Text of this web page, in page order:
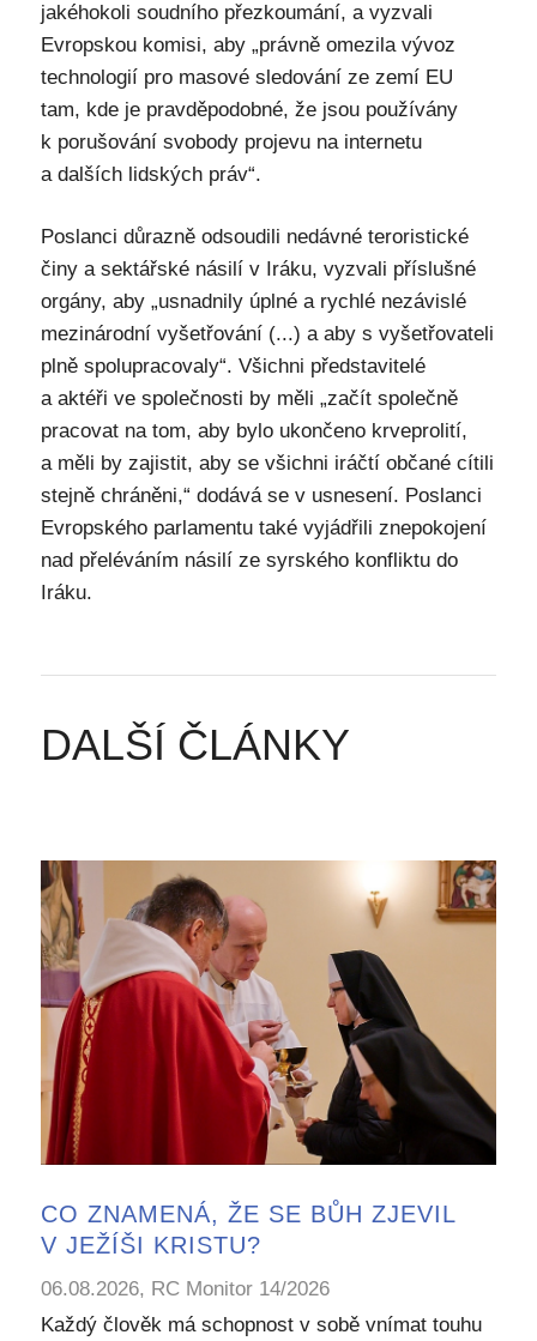
jakéhokoli soudního přezkoumání, a vyzvali
Evropskou komisi, aby „právně omezila vývoz
technologií pro masové sledování ze zemí EU
tam, kde je pravděpodobné, že jsou používány
k porušování svobody projevu na internetu
a dalších lidských práv“.
Poslanci důrazně odsoudili nedávné teroristické
činy a sektářské násilí v Iráku, vyzvali příslušné
orgány, aby „usnadnily úplné a rychlé nezávislé
mezinárodní vyšetřování (...) a aby s vyšetřovateli
plně spolupracovaly“. Všichni představitelé
a aktéři ve společnosti by měli „začít společně
pracovat na tom, aby bylo ukončeno krveprolití,
a měli by zajistit, aby se všichni iráčtí občané cítili
stejně chráněni,“ dodává se v usnesení. Poslanci
Evropského parlamentu také vyjádřili znepokojení
nad přeléváním násilí ze syrského konfliktu do
Iráku.
DALŠÍ ČLÁNKY
CO ZNAMENÁ, ŽE SE BŮH ZJEVIL
V JEŽÍŠI KRISTU?
06.08.2026, RC Monitor 14/2026
Každý člověk má schopnost v sobě vnímat touhu